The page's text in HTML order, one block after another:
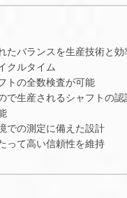
たバランスを生産技術と
クルタイム
トの全数検査が可能
で生産されるシャフトの
での測定に備えた設計
って高い信頼性を維持